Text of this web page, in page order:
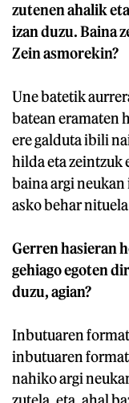
zutenen ahalik
izan duzu. Baina
Zein asmorekin?
Une batetik
batean eramaten
ere galduta ibili
hilda eta zeintzuk
baina argi
asko behar
Gerren hasieran
gehiago egoten
duzu, agian?
Inbutuaren
inbutuaren
nahiko argi